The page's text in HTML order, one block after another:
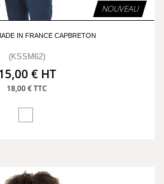
NOUVEAU
IN FRANCE CAPBRETON
(KSSM62)
€ HT
18,00 € TTC